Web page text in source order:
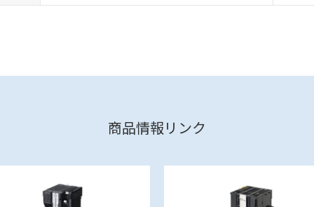
商品情報リンク